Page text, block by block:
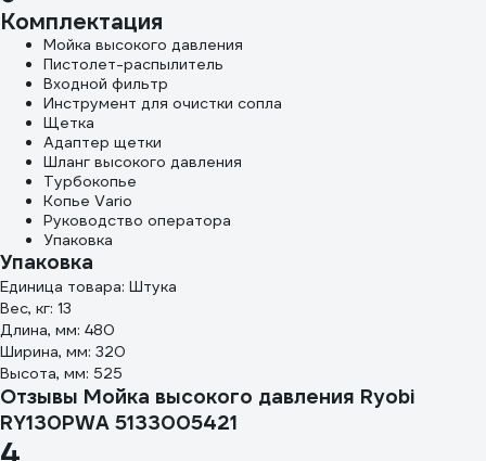
Комплектация
Мойка высокого давления
Пистолет-распылитель
Входной фильтр
Инструмент для очистки сопла
Щетка
Адаптер щетки
Шланг высокого давления
Турбокопье
Копье Vario
Руководство оператора
Упаковка
Упаковка
Единица товара: Штука
Вес, кг: 13
Длина, мм: 480
Ширина, мм: 320
Высота, мм: 525
Отзывы Мойка высокого давления Ryobi
RY130PWA 5133005421